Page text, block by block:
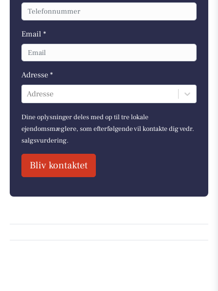
Email *
Adresse *
Adresse
Dine oplysninger deles med op til tre lokale
ejendomsmæglere, som efterfølgende vil kontakte dig vedr.
salgsvurdering.
Bliv kontaktet